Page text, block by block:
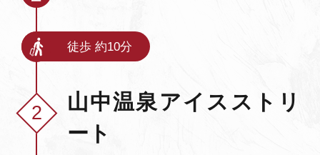
徒歩 約10分
山中温泉アイスストリ
ート